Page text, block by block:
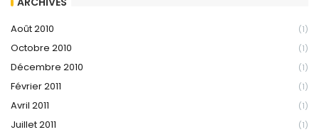
Août 2010 (1)
Octobre 2010 (1)
Décembre 2010 (1)
Février 2011 (1)
Avril 2011 (1)
Juillet 2011 (1)